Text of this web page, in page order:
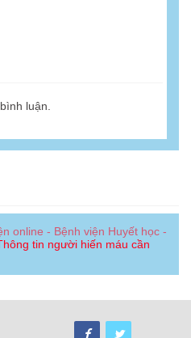
luận.
online - Bệnh viện Huyết học -
tin người hiến máu cần